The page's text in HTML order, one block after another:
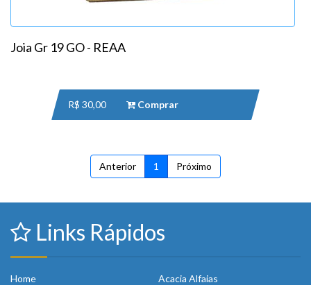
Joia Gr 19 GO - REAA
R$ 30,00 Comprar
Anterior 1 Próximo
Links Rápidos
Home
Acacia Alfaias